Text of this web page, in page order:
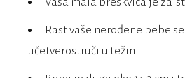
Rast vaše nerođene bebe
učetverostruči u težini.